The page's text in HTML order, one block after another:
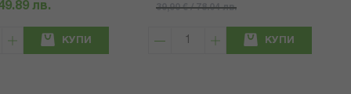
лв.
КУПИ
39,90 € / 78.04 лв.
КУПИ